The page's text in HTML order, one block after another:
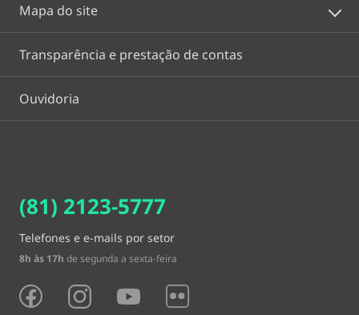
Mapa do site
Transparência e prestação de contas
Ouvidoria
(81) 2123-5777
Telefones e e-mails por setor
8h às 17h de segunda a sexta-feira